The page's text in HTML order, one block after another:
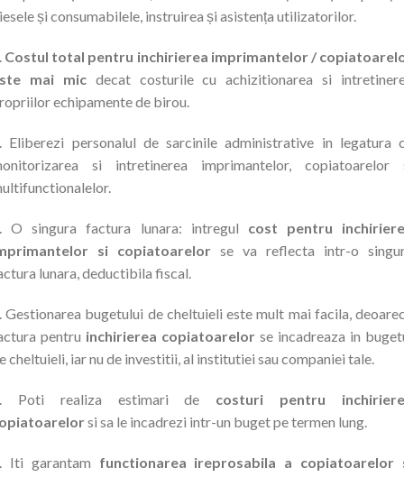
și consumabilele, instruirea și asistența utilizatorilor.
Costul total pentru inchirierea imprimantelor /
mai micdecat costurile cu achizitionarea si
echipamente de birou.
Eliberezi personalul de sarcinile administrative in legatura
si intretinerea imprimantelor, copiatoarelor
O singura factura lunara: intregul cost pentru
si copiatoarelor se va reflecta intr-o
lunara, deductibila fiscal.
Gestionarea bugetului de cheltuieli este mult mai facila,
pentru inchirierea copiatoarelor se incadreaza in
cheltuieli, iar nu de investitii, al institutiei sau companiei tale.
Poti realiza estimari de costuri pentru
si sa le incadrezi intr-un buget pe termen lung.
Iti garantam functionarea ireprosabila a copiatoarelor